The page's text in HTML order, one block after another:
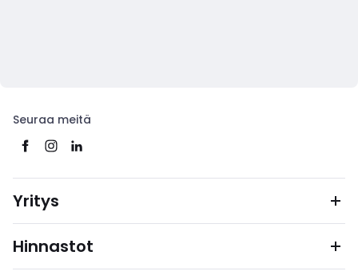
Seuraa meitä
Yritys
Hinnastot